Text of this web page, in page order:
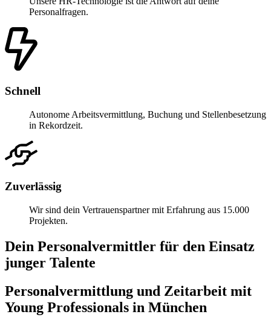
Personalfragen.
Schnell
Autonome Arbeitsvermittlung, Buchung und Stellenbesetzung
in Rekordzeit.
Zuverlässig
Wir sind dein Vertrauenspartner mit Erfahrung aus 15.000
Projekten.
Dein Personalvermittler für den Einsatz
junger Talente
Personalvermittlung und Zeitarbeit mit
Young Professionals in München